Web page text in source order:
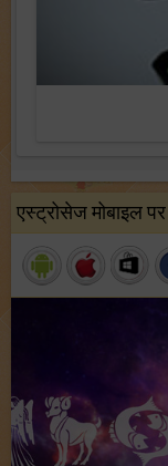
एस्ट्रोसेज मोबाइल पर